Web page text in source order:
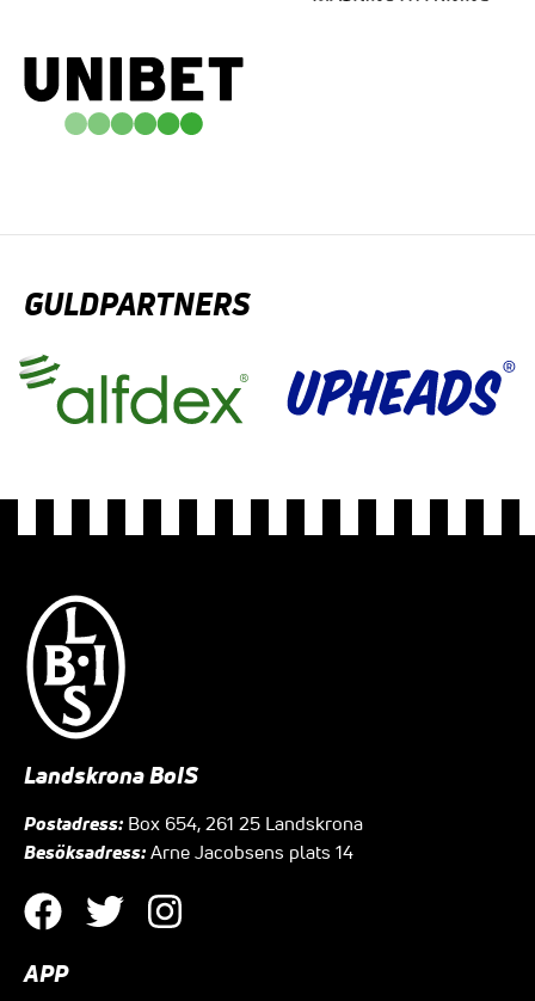
GULDPARTNERS
Landskrona BoIS
Postadress: Box 654, 261 25 Landskrona
Besöksadress: Arne Jacobsens plats 14
APP